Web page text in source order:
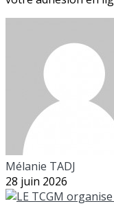
Mélanie TADJ
28 juin 2026